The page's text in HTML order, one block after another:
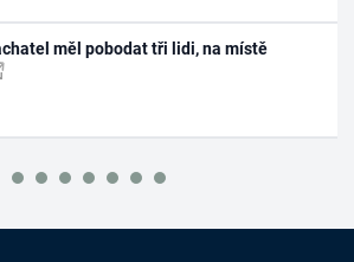
měl pobodat tři lidi, na místě